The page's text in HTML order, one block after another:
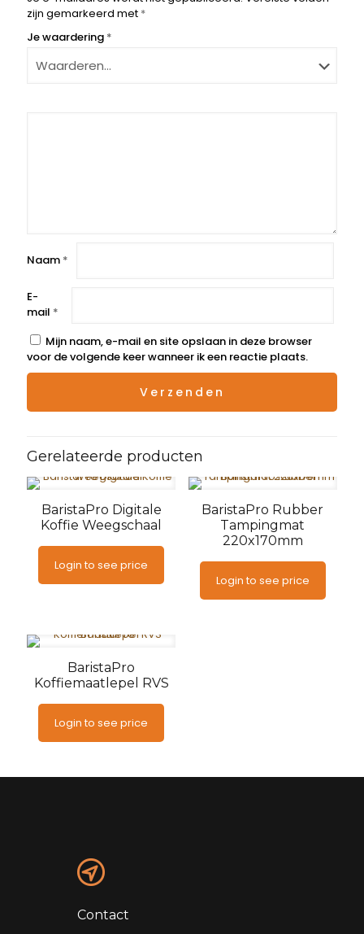
zijn gemarkeerd met *
Je waardering *
Naam *
E-
mail *
Mijn naam, e-mail en site opslaan in deze browser
voor de volgende keer wanneer ik een reactie plaats.
Gerelateerde producten
BaristaPro Digitale
Koffie Weegschaal
Login to see price
BaristaPro Rubber
Tampingmat
220x170mm
Login to see price
BaristaPro
Koffiemaatlepel RVS
Login to see price
Contact